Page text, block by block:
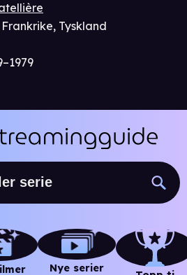
Tyskland
Nye serier